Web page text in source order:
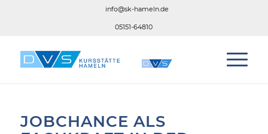
info@sk-hameln.de
05151-64810
JOBCHANCE ALS